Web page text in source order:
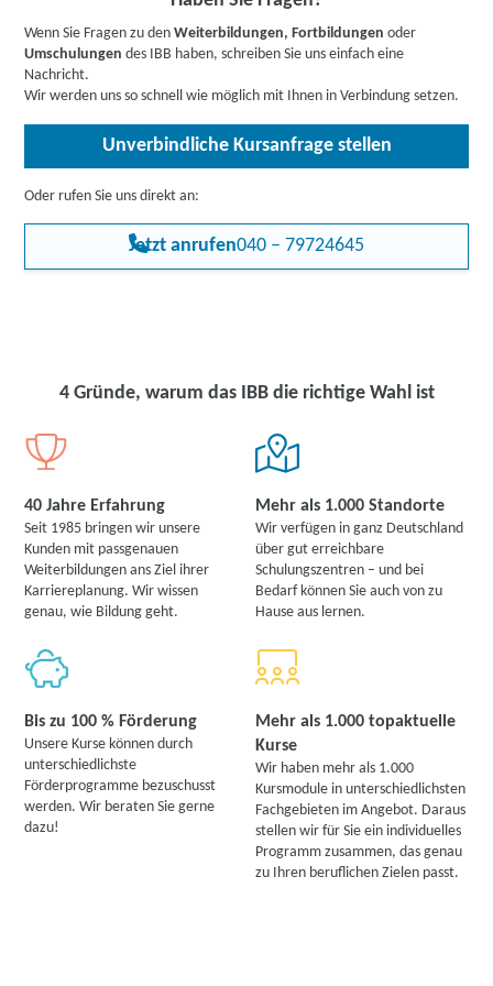
Weiterbildungsmöglichkeiten.
Arbeitssuchende ,Berufstätige,Unternehmenoder
Rehabilitand:innen.
Wenn Sie Fragen zu denWeiterbildungen, Fortbildungen oder
Umschulungen des IBB haben, schreiben Sie uns einfach eine
Nachricht.
Wir werden uns so schnell wie möglich mit Ihnen in Verbindung setzen.
Unverbindliche Kursanfrage stellen
Oder rufen Sie uns direkt an:
Jetzt anrufen040 – 79724645
4 Gründe, warum das IBB die richtige Wahl ist
40 Jahre Erfahrung
Seit 1985 bringen wir unsere
Kunden mit passgenauen
Weiterbildungen ans Ziel ihrer
Karriereplanung. Wir wissen
genau, wie Bildung geht.
Mehr als 1.000 Standorte
Wir verfügen in ganz Deutschland
über gut erreichbare
Schulungszentren – und bei
Bedarf können Sie auch von zu
Hause aus lernen.
Bis zu 100 % Förderung
Unsere Kurse können durch
unterschiedlichste
Förderprogramme bezuschusst
werden. Wir beraten Sie gerne
dazu!
Mehr als 1.000 topaktuelle
Kurse
Wir haben mehr als 1.000
Kursmodule in unterschiedlichsten
Fachgebieten im Angebot. Daraus
stellen wir für Sie ein individuelles
Programm zusammen, das genau
zu Ihren beruflichen Zielen passt.